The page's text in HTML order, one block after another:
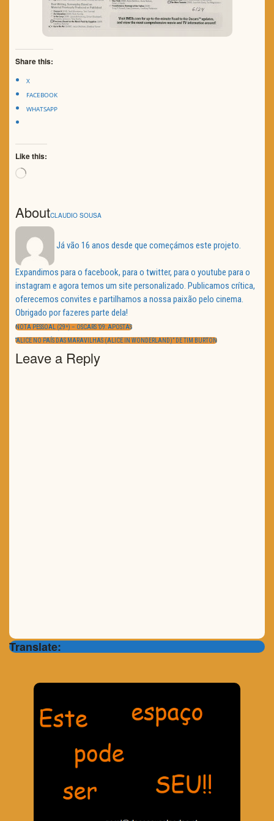
Share this:
X
FACEBOOK
WHATSAPP
Like this:
Loading…
AboutCLAUDIO SOUSA
Já vão 16 anos desde que começámos este projeto.
Expandimos para o facebook, para o twitter, para o youtube para o
instagram e agora temos um site personalizado. Publicamos crítica,
oferecemos convites e partilhamos a nossa paixão pelo cinema.
Obrigado por fazeres parte dela!
Navegação
de
artigos
PREVIOUS
NOTA PESSOAL (29ª) – OSCARS ’09: APOSTAS
NEXT
“ALICE NO PAÍS DAS MARAVILHAS (ALICE IN WONDERLAND)” DE TIM BURTON
Leave a Reply
Translate: